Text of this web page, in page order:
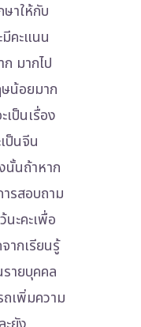
าให้กับ
คะแนน
มากไป
น้อยมาก
ป็นเรื่อง
ป็นจีน
นั้นถ้าหาก
รสอบถาม
ะคะเพื่อ
ากเรียนรู้
ายบุคคล
เพิ่มความ